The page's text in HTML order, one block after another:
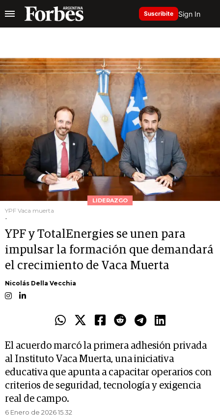
Suscribite Sign In
LIDERAZGO
YPF Vaca muerta
-
YPF y TotalEnergies se unen para
impulsar la formación que demandará
el crecimiento de Vaca Muerta
Nicolás Della Vecchia
El acuerdo marcó la primera adhesión privada
al Instituto Vaca Muerta, una iniciativa
educativa que apunta a capacitar operarios con
criterios de seguridad, tecnología y exigencia
real de campo.
6 Enero de 2026 15.32